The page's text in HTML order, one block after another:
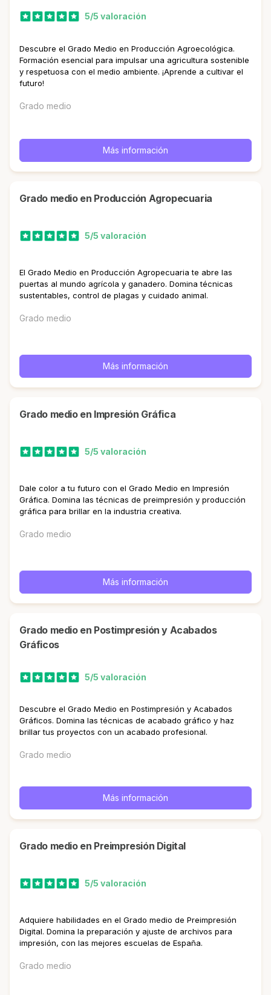
5/5 valoración
Descubre el Grado Medio en Producción Agroecológica.
Formación esencial para impulsar una agricultura sostenible
y respetuosa con el medio ambiente. ¡Aprende a cultivar el
futuro!
Grado medio
Más información
Grado medio en Producción Agropecuaria
5/5 valoración
El Grado Medio en Producción Agropecuaria te abre las
puertas al mundo agrícola y ganadero. Domina técnicas
sustentables, control de plagas y cuidado animal.
Grado medio
Más información
Grado medio en Impresión Gráfica
5/5 valoración
Dale color a tu futuro con el Grado Medio en Impresión
Gráfica. Domina las técnicas de preimpresión y producción
gráfica para brillar en la industria creativa.
Grado medio
Más información
Grado medio en Postimpresión y Acabados
Gráficos
5/5 valoración
Descubre el Grado Medio en Postimpresión y Acabados
Gráficos. Domina las técnicas de acabado gráfico y haz
brillar tus proyectos con un acabado profesional.
Grado medio
Más información
Grado medio en Preimpresión Digital
5/5 valoración
Adquiere habilidades en el Grado medio de Preimpresión
Digital. Domina la preparación y ajuste de archivos para
impresión, con las mejores escuelas de España.
Grado medio